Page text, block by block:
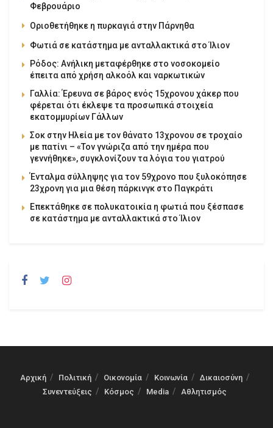
Φεβρουάριο
Οριοθετήθηκε η πυρκαγιά στην Πάρνηθα
Φωτιά σε κατάστημα με ανταλλακτικά στο Ίλιον
Ρόδος: Ανήλικη μεταφέρθηκε στο νοσοκομείο
έπειτα από χρήση αλκοόλ και ναρκωτικών
Γαλλία: Έρευνα σε βάρος ενός 15χρονου χάκερ που
φέρεται ότι έκλεψε τα προσωπικά στοιχεία
εκατομμυρίων Γάλλων
Σοκ στην Ηλεία με τον θάνατο 13χρονου σε τροχαίο
με πατίνι – «Τον γνώριζα από την ημέρα που
γεννήθηκε», συγκλονίζουν τα λόγια του γιατρού
Ένταλμα σύλληψης για τον 59χρονο που ξυλοκόπησε
23χρονη για μια θέση πάρκινγκ στο Παγκράτι
Επεκτάθηκε σε πολυκατοικία η φωτιά που ξέσπασε
σε κατάστημα με ανταλλακτικά στο Ίλιον
Αρχική Πολιτική Οικονομία Κοινωνία
Δικαιοσύνη
Συνεντεύξεις
Κόσμος Media Αθλητισμός